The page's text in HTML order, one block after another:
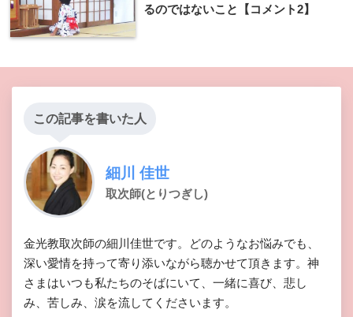
るのではないこと【コメント2】
この記事を書いた人
細川 佳世
取次師(とりつぎし)
金光教取次師の細川佳世です。どのようなお悩みでも、
深い愛情を持って寄り添いながら聴かせて頂きます。神
さまはいつも私たちのそばにいて、一緒に喜び、悲し
み、苦しみ、涙を流してくださいます。